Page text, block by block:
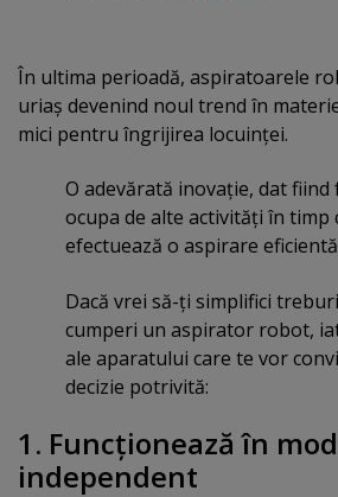
În ultima perioadă, aspiratoarele
uriaş devenind noul trend în
mici pentru îngrijirea locuinţei.
O adevărată inovaţie, dat
ocupa de alte activităţi în timp
efectuează o aspirare
Dacă vrei să-ţi simplifici
cumperi un aspirator robot,
ale aparatului care te vor
decizie potrivită:
1. Funcţionează în mod
independent